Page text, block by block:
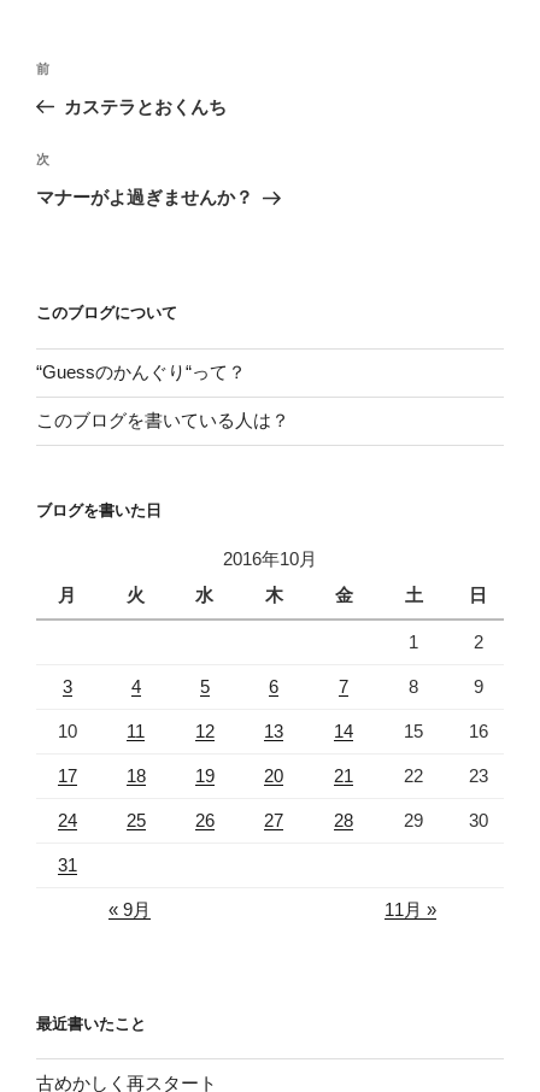
投
ビ
ゲ
ン
前
の
稿
前
カステラとおくんち
次
の
次
マナーがよ過ぎませんか？
このブログについて
“Guessのかんぐり“って？
このブログを書いている人は？
ブログを書いた日
2016年10月
月
火 水 木 金 土 日
1 2
3 4 5 6 7 8 9
10 11 12 13 14 15 16
17 18 19 20 21 22 23
24 25 26 27 28 29 30
31
« 9月 11月 »
最近書いたこと
古めかしく再スタート